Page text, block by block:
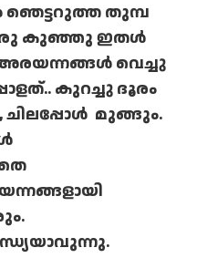
ഞെട്ടറുത്ത തുമ്പ
ഒരു കുഞ്ഞു ഇതൾ
വെച്ചു
കുറച്ചു ദൂരം
ചിലപ്പോൾ മുങ്ങും.